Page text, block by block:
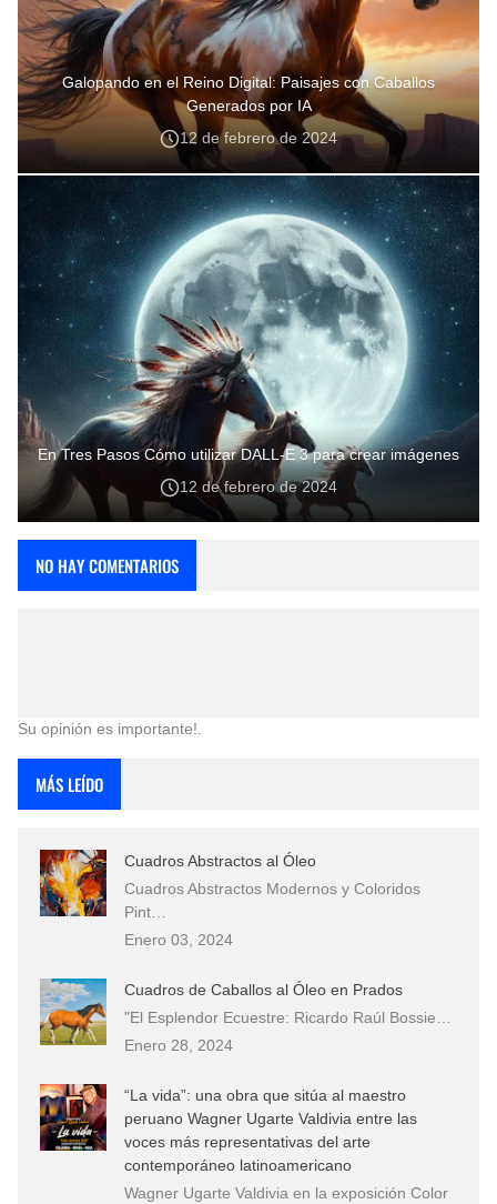
Galopando en el Reino Digital: Paisajes con Caballos
Generados por IA
12 de febrero de 2024
En Tres Pasos Cómo utilizar DALL-E 3 para crear imágenes
12 de febrero de 2024
NO HAY COMENTARIOS
Su opinión es importante!.
MÁS LEÍDO
Cuadros Abstractos al Óleo
Cuadros Abstractos Modernos y Coloridos
Pint…
Enero 03, 2024
Cuadros de Caballos al Óleo en Prados
"El Esplendor Ecuestre: Ricardo Raúl Bossie…
Enero 28, 2024
“La vida”: una obra que sitúa al maestro
peruano Wagner Ugarte Valdivia entre las
voces más representativas del arte
contemporáneo latinoamericano
Wagner Ugarte Valdivia en la exposición Color